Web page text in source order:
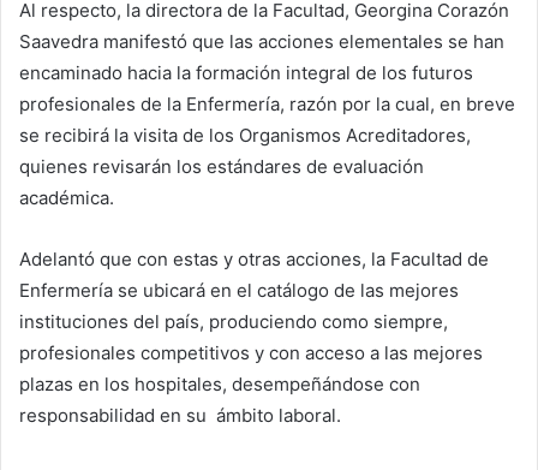
Al respecto, la directora de la Facultad, Georgina Corazón
Saavedra manifestó que las acciones elementales se han
encaminado hacia la formación integral de los futuros
profesionales de la Enfermería, razón por la cual, en breve
se recibirá la visita de los Organismos Acreditadores,
quienes revisarán los estándares de evaluación
académica.
Adelantó que con estas y otras acciones, la Facultad de
Enfermería se ubicará en el catálogo de las mejores
instituciones del país, produciendo como siempre,
profesionales competitivos y con acceso a las mejores
plazas en los hospitales, desempeñándose con
responsabilidad en su ámbito laboral.